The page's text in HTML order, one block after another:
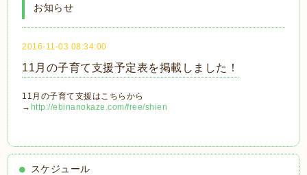
お知らせ
2016-11-03 08:34:00
11月の子育て支援予定表を掲載しました！
11月の子育て支援はこちらから
→ http://ebinanokaze.com/free/shien
スケジュール